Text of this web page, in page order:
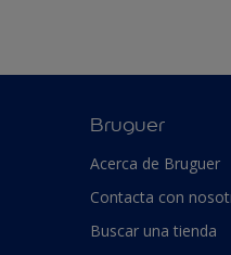
Bruguer
Acerca de Bruguer
Contacta con
Buscar una tienda